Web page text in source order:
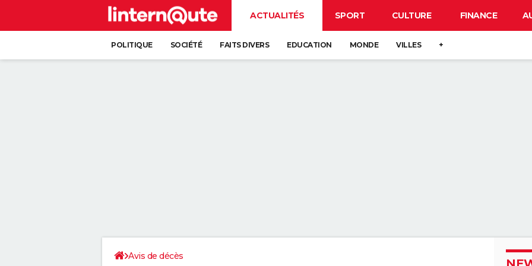
ACTUALITÉS SPORT CULTURE FINANCE
POLITIQUE SOCIÉTÉ FAITS DIVERS EDUCATION MONDE VILLES +
Avis de décès